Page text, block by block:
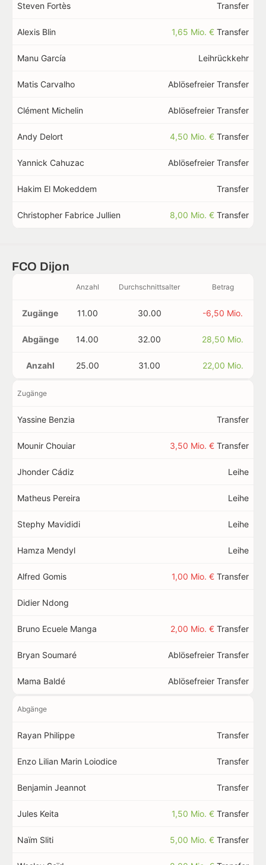
Steven Fortès Transfer
Alexis Blin 1,65 Mio. € Transfer
Manu García Leihrückkehr
Matis Carvalho Ablösefreier Transfer
Clément Michelin Ablösefreier Transfer
Andy Delort 4,50 Mio. € Transfer
Yannick Cahuzac Ablösefreier Transfer
Hakim El Mokeddem Transfer
Christopher Fabrice Jullien 8,00 Mio. € Transfer
FCO Dijon
Anzahl Durchschnittsalter Betrag
Zugänge 11.00 30.00 -6,50 Mio.
Abgänge 14.00 32.00 28,50 Mio.
Anzahl 25.00 31.00 22,00 Mio.
Zugänge
Yassine Benzia Transfer
Mounir Chouiar 3,50 Mio. € Transfer
Jhonder Cádiz Leihe
Matheus Pereira Leihe
Stephy Mavididi Leihe
Hamza Mendyl Leihe
Alfred Gomis 1,00 Mio. € Transfer
Didier Ndong
Bruno Ecuele Manga 2,00 Mio. € Transfer
Bryan Soumaré Ablösefreier Transfer
Mama Baldé Ablösefreier Transfer
Abgänge
Rayan Philippe Transfer
Enzo Lilian Marin Loiodice Transfer
Benjamin Jeannot Transfer
Jules Keita 1,50 Mio. € Transfer
Naïm Sliti 5,00 Mio. € Transfer